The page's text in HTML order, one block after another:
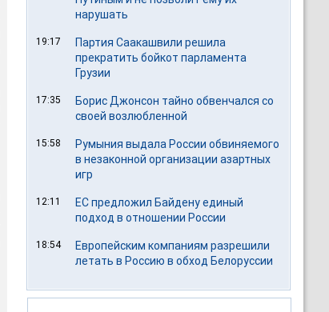
нарушать
19:17
Партия Саакашвили решила
прекратить бойкот парламента
Грузии
17:35
Борис Джонсон тайно обвенчался со
своей возлюбленной
15:58
Румыния выдала России обвиняемого
в незаконной организации азартных
игр
12:11
ЕС предложил Байдену единый
подход в отношении России
18:54
Европейским компаниям разрешили
летать в Россию в обход Белоруссии